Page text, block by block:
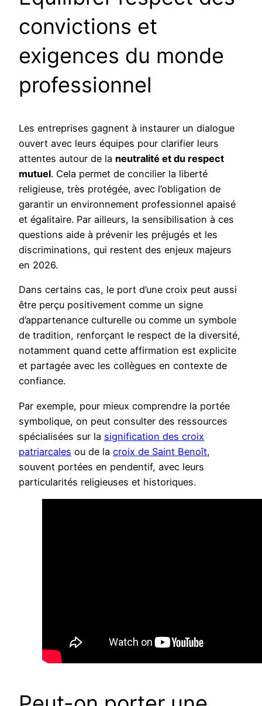
convictions et
exigences du monde
professionnel
Les entreprises gagnent à instaurer un dialogue
ouvert avec leurs équipes pour clarifier leurs
attentes autour de la neutralité et du respect
mutuel. Cela permet de concilier la liberté
religieuse, très protégée, avec l’obligation de
garantir un environnement professionnel apaisé
et égalitaire. Par ailleurs, la sensibilisation à ces
questions aide à prévenir les préjugés et les
discriminations, qui restent des enjeux majeurs
en 2026.
Dans certains cas, le port d’une croix peut aussi
être perçu positivement comme un signe
d’appartenance culturelle ou comme un symbole
de tradition, renforçant le respect de la diversité,
notamment quand cette affirmation est explicite
et partagée avec les collègues en contexte de
confiance.
Par exemple, pour mieux comprendre la portée
symbolique, on peut consulter des ressources
spécialisées sur la signification des croix
patriarcales ou de la croix de Saint Benoît,
souvent portées en pendentif, avec leurs
particularités religieuses et historiques.